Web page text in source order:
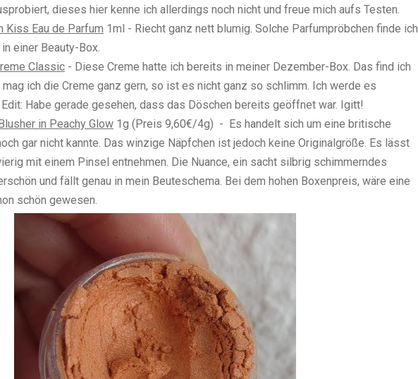
dieses hier kenne ich allerdings noch nicht und freue mich aufs Testen.
Kiss Eau de Parfum 1ml - Riecht ganz nett blumig. Solche Parfumpröbchen finde ich
einer Beauty-Box.
Classic - Diese Creme hatte ich bereits in meiner Dezember-Box. Das find ich
ich die Creme ganz gern, so ist es nicht ganz so schlimm. Ich werde es
Habe gerade gesehen, dass das Döschen bereits geöffnet war. Igitt!
in Peachy Glow 1g (Preis 9,60€/4g) - Es handelt sich um eine britische
gar nicht kannte. Das winzige Näpfchen ist jedoch keine Originalgröße. Es lässt
mit einem Pinsel entnehmen. Die Nuance, ein sacht silbrig schimmerndes
und fällt genau in mein Beuteschema. Bei dem hohen Boxenpreis, wäre eine
schön gewesen.